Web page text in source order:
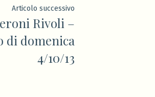
Articolo successivoArticolo
successivo:
Rivoli –
di domenica
4/10/13